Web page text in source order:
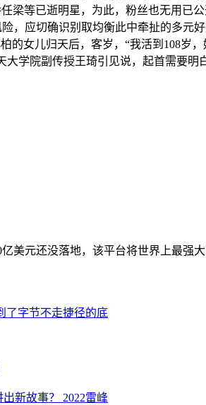
梁等已逝明星，为此，粉丝也无用已
，应切确识别取均衡此中牵扯的多
的女儿归天后，客岁，“我活到108
大学院副传授王琦引见说，起首需要
美元还没落地，该平台将世界上最强
了字节不走捷径的底
新故事？ 2022雷峰